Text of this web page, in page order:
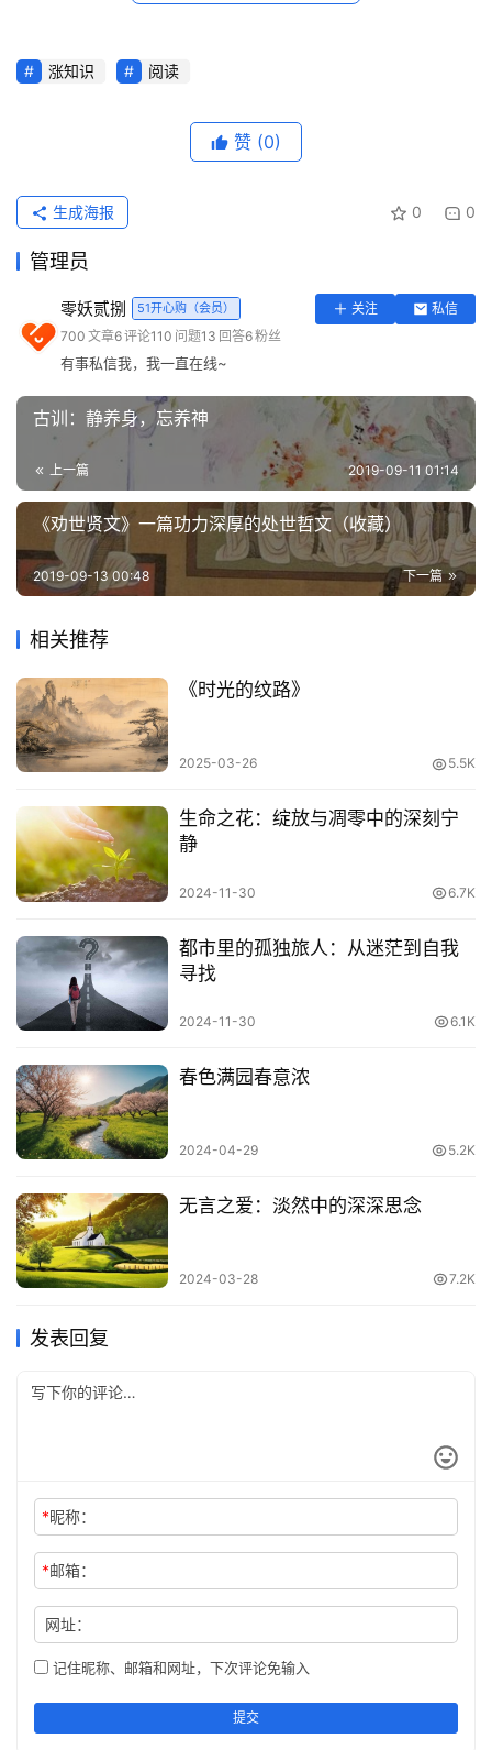
首
一
用
工
答
专
常
网
登录
2. 论贵是而不务华，事尚然而不高合。——汉·王充《论衡·
谈论贵在正确而不追求华丽，事情重在正确而不奉承迎合。
3. 口辩者其言深，笔敏者其文沉。——汉·王充《论衡·自
口辩，口才好。笔敏，文笔好。口才好的人言语深刻，文笔
好的人文章深沉。
4. 精诚所至，金石为开。——王充《论衡·感虚篇》
人们足够诚心，便能够感动天地，即便是金石，都能够裂
开。比喻无论什么事情，只要诚心诚意去做，什么困难都能
克服。那些专心致志、义无反顾的人，在面对各种名与利的
诱惑时，不为所动；在面临各种打击时，毫不畏惧，为了心
中的目标和理想奋斗矢志不渝，最后沐浴到胜利的光辉。
6. 学士简练于学，成熟于师，身之有益，犹谷成饭，食之生
肌腴。——王充《论衡·量知篇》
比谷子煮成了饭，人吃了对身体有益，使人长胖一样。
7. 歌曲妙者，和者则寡；言得实者，然者则鲜。——汉·王
充《论衡·定贤》
歌曲神妙，能跟着唱的人就少；说话实事求是的人，同意他
的人就少。
葬》
对事情的明了莫过于它的实际效果，对论点的肯定莫过于它
的有力证据。
9. 比不应事，未可谓喻；文不称实，未可谓是。——汉·王
充《论衡·物势》
不符合事实，不能叫做清楚；文辞与实际情况不相称，不能
叫正确。
所谓的尚书，是书写上古帝王之书，或者是描写上层统治阶
级，下层人民所书，所以才称作《尚书》。
这个幻想就好像亲眼看见了一样。
12.修身正行，不能来福；战栗戒慎，不能避祸。
选自汉·王充《论衡·累害》。【译文】行为端正、品行美好
涨知识 阅读
赞 (0)
0 0
生成海报
管理员
零妖贰捌 51开心购（会员） 关注
私信
700 文章6评论110 问题13 回答6粉丝
有事私信我，我一直在线~
古训：静养身，忘养神
上一篇 2019-09-11 01:14
《劝世贤文》一篇功力深厚的处世哲文（收藏）
下一篇
2019-09-13 00:48
相关推荐
《时光的纹路》
2025-03-26 5.5K
生命之花：绽放与凋零中的深刻宁
静
2024-11-30 6.7K
都市里的孤独旅人：从迷茫到自我
寻找
2024-11-30 6.1K
春色满园春意浓
2024-04-29 5.2K
无言之爱：淡然中的深深思念
2024-03-28 7.2K
发表回复
*昵称：
*邮箱：
网址：
记住昵称、邮箱和网址，下次评论免输入
提交